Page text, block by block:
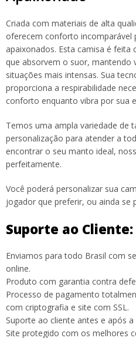
Criada com materiais de alta
oferecem conforto incomparável
apaixonados. Esta camisa é
que absorvem o suor, mantendo
situações mais intensas. Sua
proporciona a respirabilidade
conforto enquanto vibra por sua
Temos uma ampla variedade de
personalização para atender a
encontrar o seu manto ideal,
perfeitamente.
Você poderá personalizar sua
jogador que preferir, ou ainda se
Suporte ao Cliente:
Enviamos para todo Brasil com
online.
Produto com garantia contra
Processo de pagamento
com criptografia e site com SSL.
Suporte ao cliente antes e após a
Site protegido com os melhores